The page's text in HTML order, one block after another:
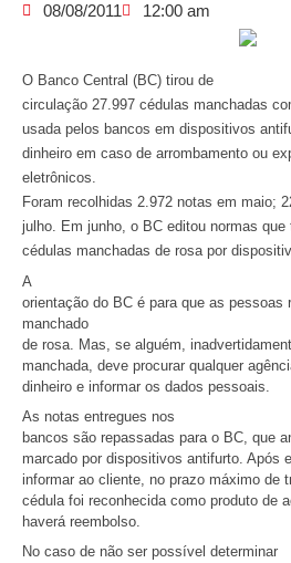
08/08/2011 12:00 am
O Banco Central (BC) tirou de
circulação 27.997 cédulas manchadas
usada pelos bancos em dispositivos
dinheiro em caso de arrombamento ou
eletrônicos.
Foram recolhidas 2.972 notas em maio;
julho. Em junho, o BC editou normas que
cédulas manchadas de rosa por
A
orientação do BC é para que as pessoas
manchado
de rosa. Mas, se alguém,
manchada, deve procurar qualquer
dinheiro e informar os dados pessoais.
As notas entregues nos
bancos são repassadas para o BC, que
marcado por dispositivos antifurto. Após
informar ao cliente, no prazo máximo de
cédula foi reconhecida como produto de
haverá reembolso.
No caso de não ser possível determinar